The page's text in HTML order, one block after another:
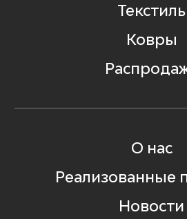
Текстиль
Ковры
О нас
Реализованные
Новости